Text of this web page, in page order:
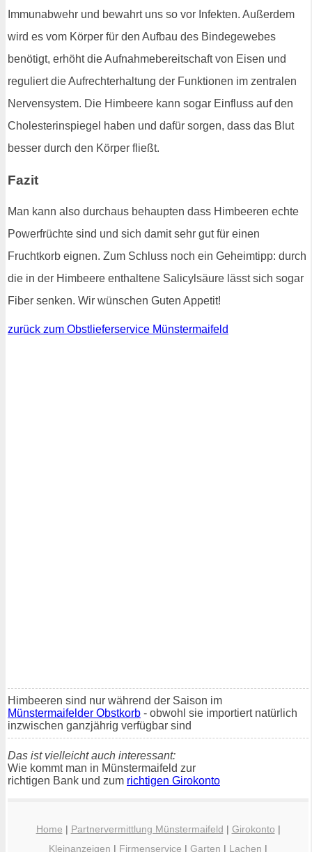
Immunabwehr und bewahrt uns so vor Infekten. Außerdem
wird es vom Körper für den Aufbau des Bindegewebes
benötigt, erhöht die Aufnahmebereitschaft von Eisen und
reguliert die Aufrechterhaltung der Funktionen im zentralen
Nervensystem. Die Himbeere kann sogar Einfluss auf den
Cholesterinspiegel haben und dafür sorgen, dass das Blut
besser durch den Körper fließt.
Fazit
Man kann also durchaus behaupten dass Himbeeren echte
Powerfrüchte sind und sich damit sehr gut für einen
Fruchtkorb eignen. Zum Schluss noch ein Geheimtipp: durch
die in der Himbeere enthaltene Salicylsäure lässt sich sogar
Fiber senken. Wir wünschen Guten Appetit!
zurück zum Obstlieferservice Münstermaifeld
Himbeeren sind nur während der Saison im
Münstermaifelder Obstkorb - obwohl sie importiert natürlich
inzwischen ganzjährig verfügbar sind
Das ist vielleicht auch interessant:
Wie kommt man in Münstermaifeld zur
richtigen Bank und zum richtigen Girokonto
Home | Partnervermittlung Münstermaifeld | Girokonto |
Kleinanzeigen | Firmenservice | Garten | Lachen |